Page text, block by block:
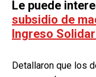
Le puede
subsidio de
Ingreso
Detallaron que los